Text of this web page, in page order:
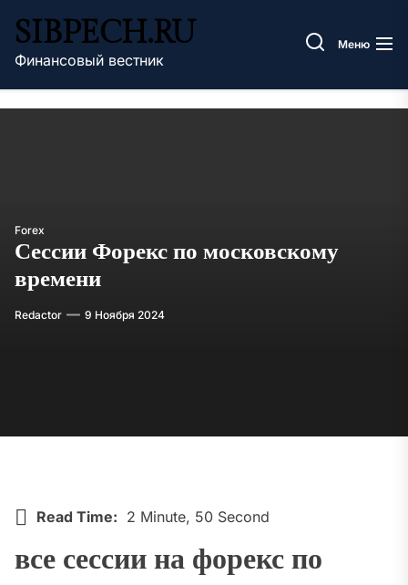
содержимому
SIBPECH.RU
Финансовый вестник
Меню
Forex
Сессии Форекс по московскому
времени
Redactor 9 Ноября 2024
Read Time: 2 Minute, 50 Second
все сессии на форекс по